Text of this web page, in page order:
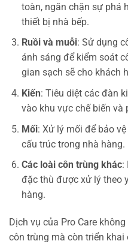
toàn, ngăn chặn sự phá
thiết bị nhà bếp.
Ruồi và muỗi: Sử dụng
ánh sáng để kiểm soát
gian sạch sẽ cho khách
Kiến: Tiêu diệt các đàn
vào khu vực chế biến và
Mối: Xử lý mối để bảo
cấu trúc trong nhà hàng.
Các loài côn trùng khác:
đặc thù được xử lý theo
hàng.
Dịch vụ của Pro Care
côn trùng mà còn triển